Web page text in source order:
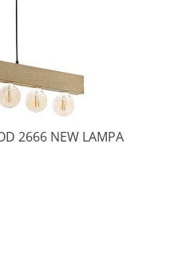
2666 NEW LAMPA